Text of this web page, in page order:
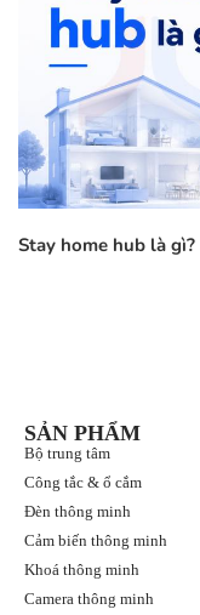
Stay home hub là
SẢN PHẨM
Bộ trung tâm
Công tắc & ổ cắm
Đèn thông minh
Cảm biến thông minh
Khoá thông minh
Camera thông minh